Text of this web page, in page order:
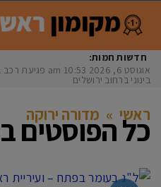
חדשות חמות:
אוגוסט 6, 2026
10:53 am
בינוני ברחוב ירושלים
ראשי » מדורה ירוקה
כל הפוסטים ב